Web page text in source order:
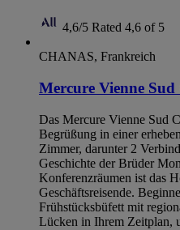
4,6/5 Rated 4,6 of 5
CHANAS, Frankreich
Mercure Vienne Sud
Das Mercure Vienne Sud
Begrüßung in einer
Zimmer, darunter 2
Geschichte der Brüder
Konferenzräumen ist das
Geschäftsreisende.
Frühstücksbüfett mit
Lücken in Ihrem Zeitplan,